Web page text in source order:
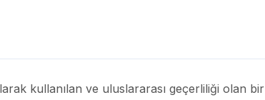
kullanılan ve uluslararası geçerliliği olan bir